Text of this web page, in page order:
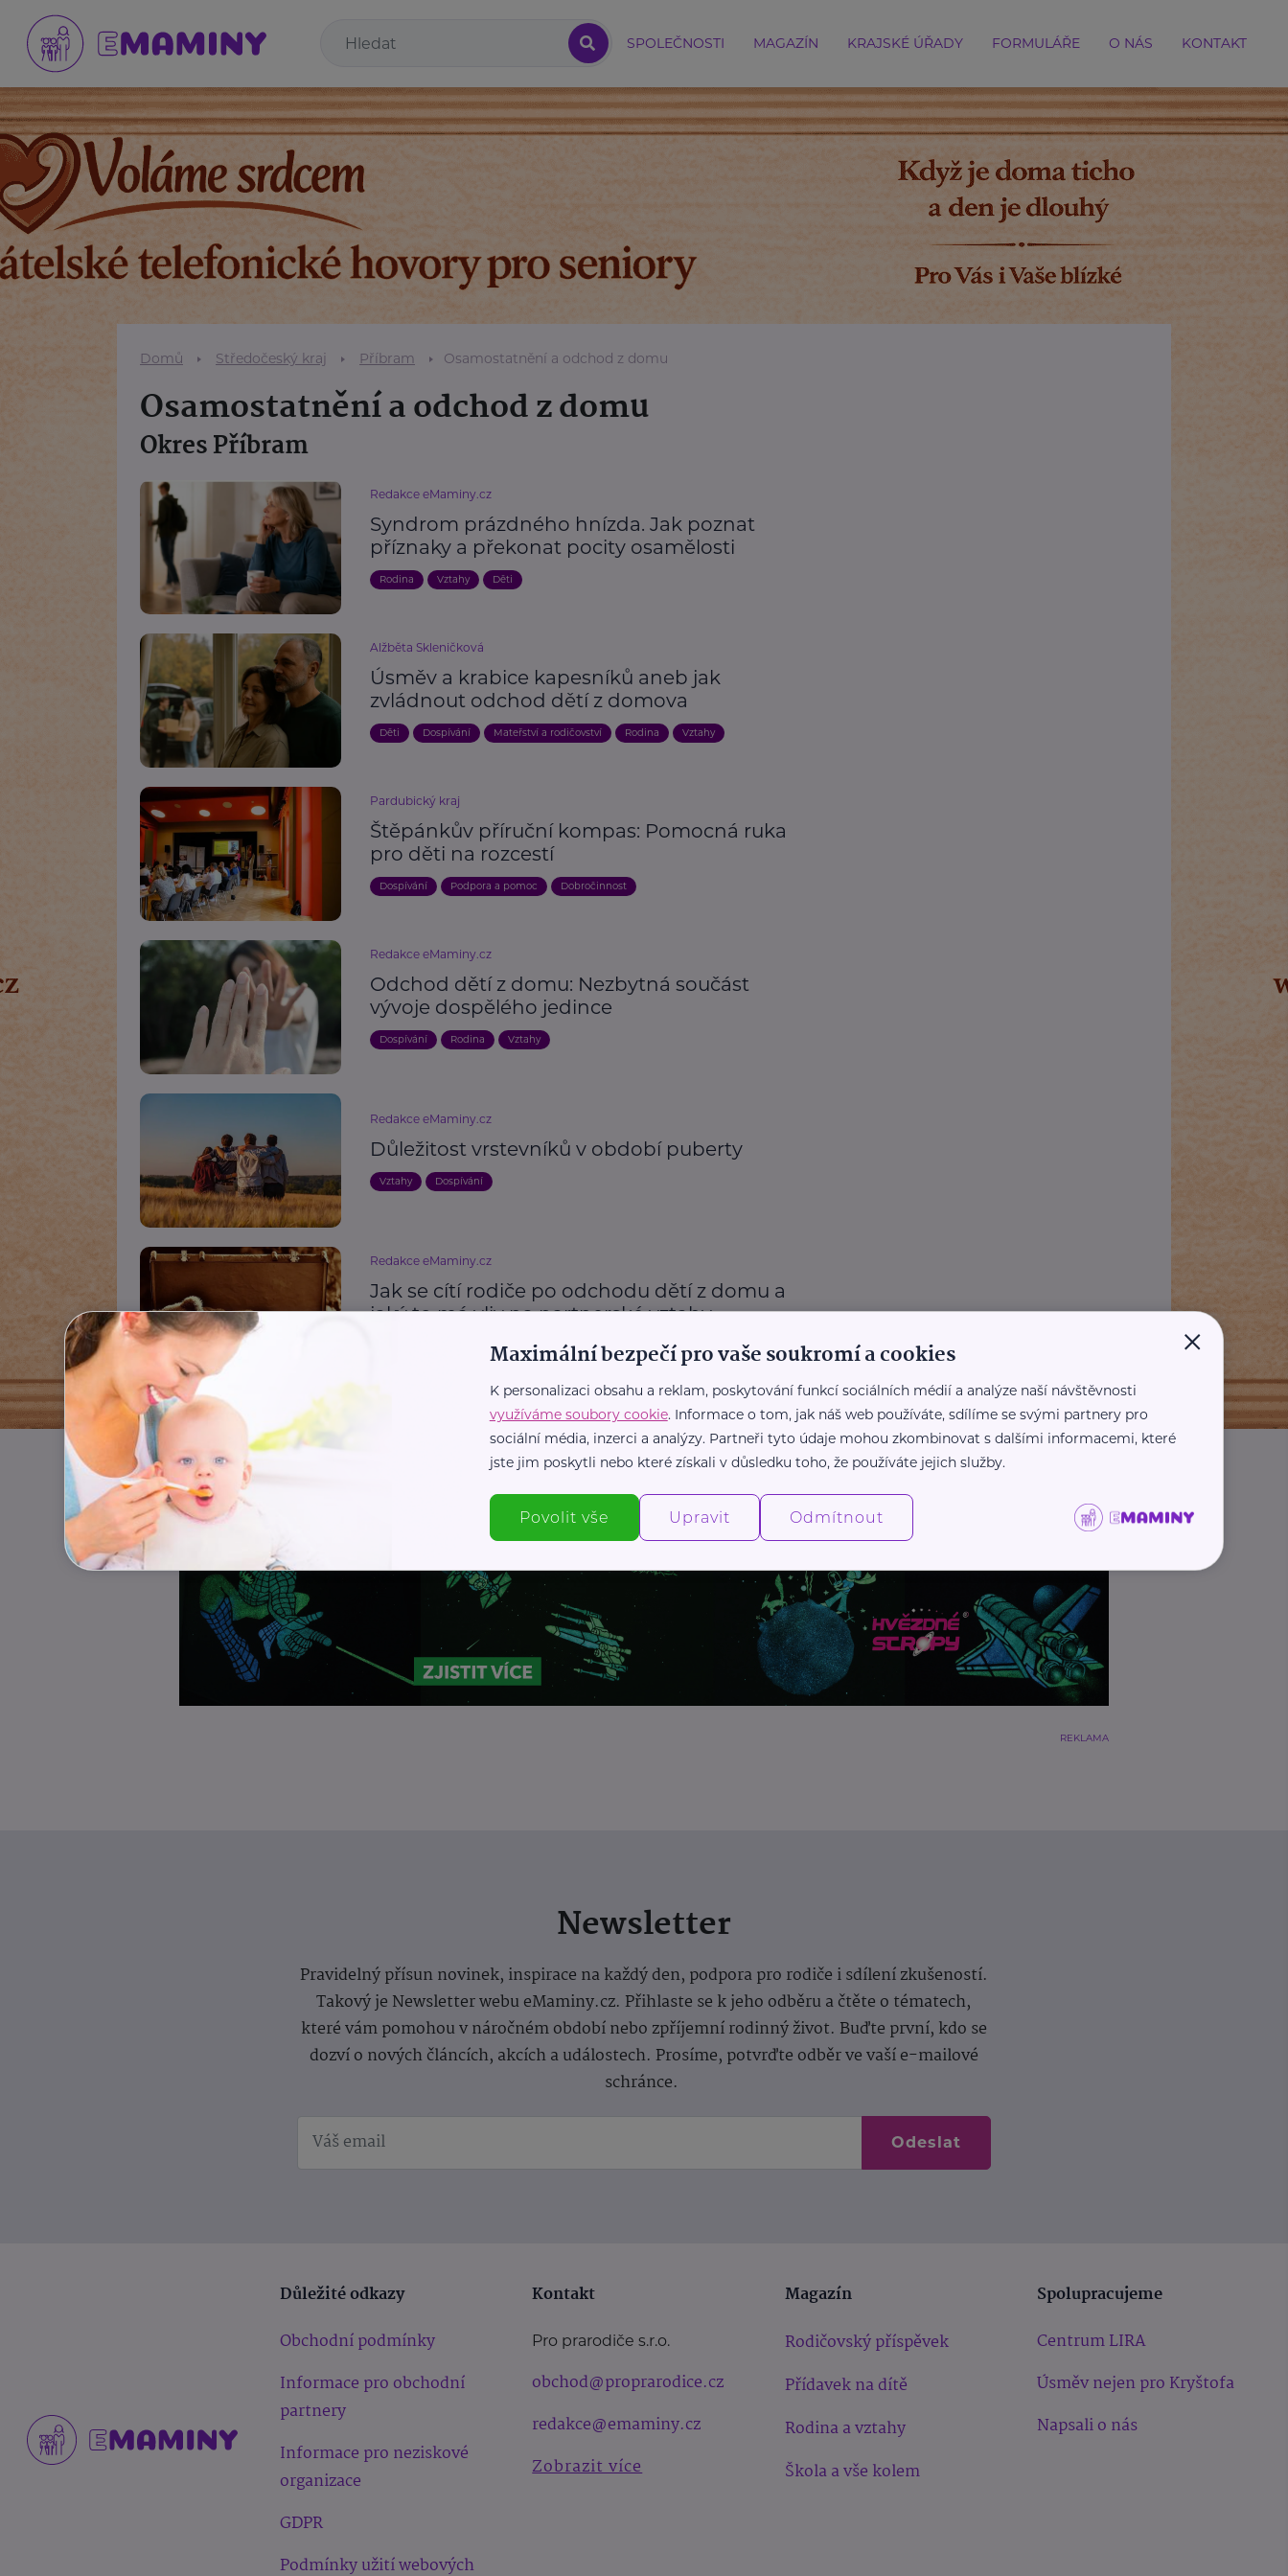
SPOLEČNOSTI MAGAZÍN KRAJSKÉ ÚŘADY FORMULÁŘE O NÁS KONTAKT
Domů Středočeský kraj Příbram Osamostatnění a odchod z domu
Osamostatnění a odchod z domu
Okres Příbram
Redakce eMaminy.cz
Syndrom prázdného hnízda. Jak poznat
příznaky a překonat pocity osamělosti
Rodina Vztahy Děti
Alžběta Skleničková
Úsměv a krabice kapesníků aneb jak
zvládnout odchod dětí z domova
Děti Dospívání Mateřství a rodičovství Rodina Vztahy
Pardubický kraj
Štěpánkův příruční kompas: Pomocná ruka
pro děti na rozcestí
Dospívání Podpora a pomoc Dobročinnost
Redakce eMaminy.cz
Odchod dětí z domu: Nezbytná součást
vývoje dospělého jedince
Dospívání Rodina Vztahy
Redakce eMaminy.cz
Důležitost vrstevníků v období puberty
Vztahy Dospívání
Redakce eMaminy.cz
Jak se cítí rodiče po odchodu dětí z domu a
jaký to má vliv na partnerské vztahy
Vztahy
Další články
REKLAMA
Newsletter
Pravidelný přísun novinek, inspirace na každý den, podpora pro rodiče i sdílení zkušeností.
Takový je Newsletter webu eMaminy.cz. Přihlaste se k jeho odběru a čtěte o tématech,
které vám pomohou v náročném období nebo zpříjemní rodinný život. Buďte první, kdo se
dozví o nových článcích, akcích a událostech. Prosíme, potvrďte odběr ve vaší e-mailové
schránce.
Odeslat
Důležité odkazy
Obchodní podmínky
Informace pro obchodní
partnery
Informace pro neziskové
organizace
GDPR
Podmínky užití webových
Kontakt
Pro prarodiče s.r.o.
obchod@proprarodice.cz
redakce@emaminy.cz
Zobrazit více
Magazín
Rodičovský příspěvek
Přídavek na dítě
Rodina a vztahy
Škola a vše kolem
Spolupracujeme
Centrum LIRA
Úsměv nejen pro Kryštofa
Napsali o nás
×
Maximální bezpečí pro vaše soukromí a cookies
K personalizaci obsahu a reklam, poskytování funkcí sociálních médií a analýze naší návštěvnosti
využíváme soubory cookie. Informace o tom, jak náš web používáte, sdílíme se svými partnery pro
sociální média, inzerci a analýzy. Partneři tyto údaje mohou zkombinovat s dalšími informacemi, které
jste jim poskytli nebo které získali v důsledku toho, že používáte jejich služby.
Povolit vše Upravit Odmítnout